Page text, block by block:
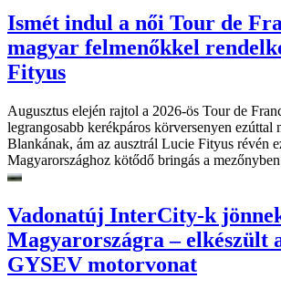
Ismét indul a női Tour de
magyar felmenőkkel
Fityus
Augusztus elején rajtol a 2026-ös Tour de
legrangosabb kerékpáros körversenyen ezúttal
Blankának, ám az ausztrál Lucie Fityus révén
Magyarországhoz kötődő bringás a
Vadonatúj InterCity-k
Magyarországra – elkészült
GYSEV motorvonat